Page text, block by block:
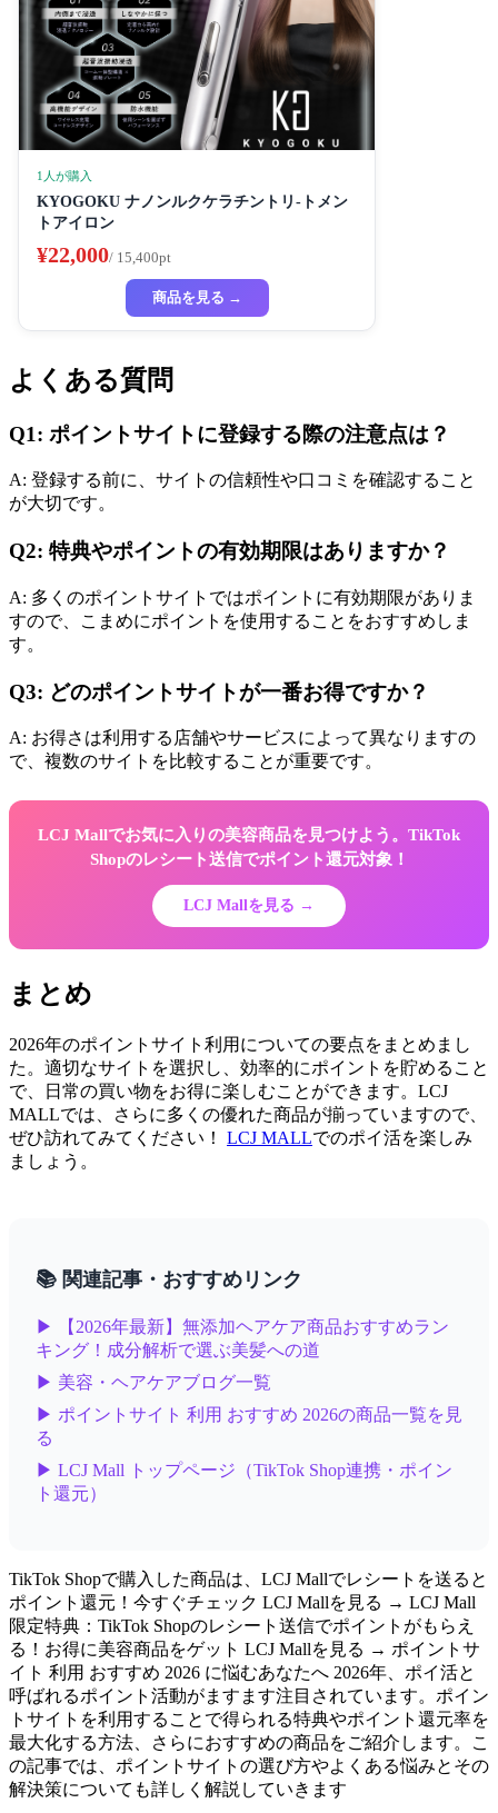
1人が購入
KYOGOKU ナノンルクケラチントリ-トメン
トアイロン
¥22,000/ 15,400pt
商品を見る →
よくある質問
Q1: ポイントサイトに登録する際の注意点は？
A: 登録する前に、サイトの信頼性や口コミを確認すること
が大切です。
Q2: 特典やポイントの有効期限はありますか？
A: 多くのポイントサイトではポイントに有効期限がありま
すので、こまめにポイントを使用することをおすすめしま
す。
Q3: どのポイントサイトが一番お得ですか？
A: お得さは利用する店舗やサービスによって異なりますの
で、複数のサイトを比較することが重要です。
LCJ Mallでお気に入りの美容商品を見つけよう。TikTok
Shopのレシート送信でポイント還元対象！
LCJ Mallを見る →
まとめ
2026年のポイントサイト利用についての要点をまとめまし
た。適切なサイトを選択し、効率的にポイントを貯めること
で、日常の買い物をお得に楽しむことができます。LCJ
MALLでは、さらに多くの優れた商品が揃っていますので、
ぜひ訪れてみてください！ LCJ MALLでのポイ活を楽しみ
ましょう。
📚 関連記事・おすすめリンク
▶ 【2026年最新】無添加ヘアケア商品おすすめラン
キング！成分解析で選ぶ美髪への道
▶ 美容・ヘアケアブログ一覧
▶ ポイントサイト 利用 おすすめ 2026の商品一覧を見
る
▶ LCJ Mall トップページ（TikTok Shop連携・ポイン
ト還元）
TikTok Shopで購入した商品は、LCJ Mallでレシートを送ると
ポイント還元！今すぐチェック LCJ Mallを見る → LCJ Mall
限定特典：TikTok Shopのレシート送信でポイントがもらえ
る！お得に美容商品をゲット LCJ Mallを見る → ポイントサ
イト 利用 おすすめ 2026 に悩むあなたへ 2026年、ポイ活と
呼ばれるポイント活動がますます注目されています。ポイン
トサイトを利用することで得られる特典やポイント還元率を
最大化する方法、さらにおすすめの商品をご紹介します。こ
の記事では、ポイントサイトの選び方やよくある悩みとその
解決策についても詳しく解説していきます